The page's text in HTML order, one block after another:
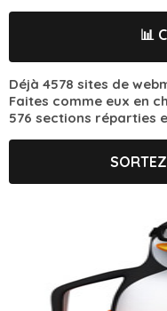
📊
Déjà 4578 sites de
Faites comme eux en
576 sections réparties